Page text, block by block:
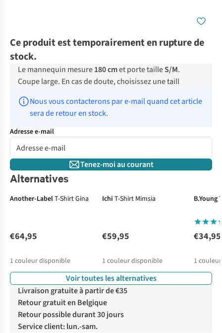
Ce produit est temporairement en rupture de
stock.
Le mannequin mesure180 cmet porte tailleS/M.
Coupe large. En cas de doute, choisissez une taill
Nous vous contacterons par e-mail quand cet article
sera de retour en stock.
Adresse e-mail
Tenez-moi au courant
Alternatives
Another-LabelT-Shirt Gina
€64,95
1 couleur disponible
Ichi T-Shirt Mimsia
€59,95
1 couleur disponible
B.Young
€34,95
1
Voir toutes les alternatives
Livraison gratuite à partir de €35
Retour gratuit en Belgique
Retour possible durant 30 jours
Service client: lun.-sam.